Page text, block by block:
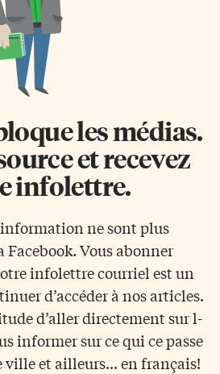
les médias.
et recevez
infolettre.
ne sont plus
Facebook. Vous abonner
infolettre courriel est un
d’accéder à nos articles.
d’aller directement sur l-
informer sur ce qui ce passe
ville et ailleurs... en français!